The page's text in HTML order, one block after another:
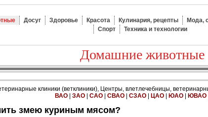
Досуг Здоровье Красота Кулинария, рецепты Мода,
Спорт
Техника и технологии
Домашние животные
клиники (ветклиники), Центры, влетлечебницы,
ВАО
ЗАО САО СВАО СЗАО ЦАО ЮАО ЮВАО
змею куриным мясом?